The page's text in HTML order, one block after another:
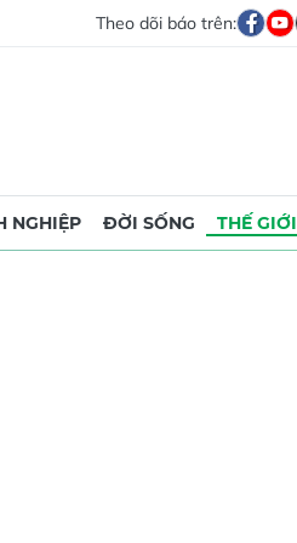
Theo dõi báo trên:
NGHIỆP ĐỜI SỐNG THẾ GIỚI